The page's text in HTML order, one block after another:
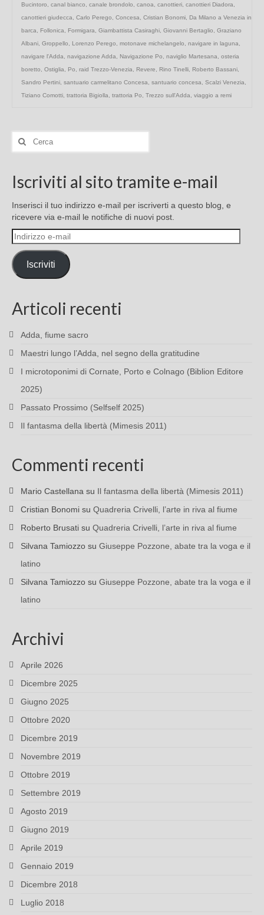
Bucintoro
canal bianco canale brondolo canoa canottieri canottieri Diadora
canottieri giudecca
Carlo Perego Concesa Cristian Bonomi
Da Milano a Venezia in
barca
Follonica Formigara Giambattista Casiraghi Giovanni Bertaglio
Graziano
Albani Groppello Lorenzo Perego motonave michelangelo navigare in laguna
navigare l'Adda
navigazione Adda Navigazione Po naviglio Martesana
osteria
boretto
Ostiglia Po raid Trezzo-Venezia Revere Rino Tinelli Roberto Bassani
Sandro Pertini santuario carmelitano Concesa santuario concesa Scalzi Venezia
Tiziano Comotti trattoria Bigiolla trattoria Po Trezzo sull'Adda viaggio a remi
Cerca:
Iscriviti al sito tramite e-mail
Inserisci il tuo indirizzo e-mail per iscriverti a questo blog, e
ricevere via e-mail le notifiche di nuovi post.
Indirizzo
e-
mail
Iscriviti
Articoli recenti
Adda, fiume sacro
Maestri lungo l’Adda, nel segno della gratitudine
I microtoponimi di Cornate, Porto e Colnago (Biblion Editore
2025)
Passato Prossimo (Selfself 2025)
Il fantasma della libertà (Mimesis 2011)
Commenti recenti
Mario Castellana su Il fantasma della libertà (Mimesis 2011)
Cristian Bonomi su Quadreria Crivelli, l’arte in riva al fiume
Roberto Brusati su Quadreria Crivelli, l’arte in riva al fiume
Silvana Tamiozzo su Giuseppe Pozzone, abate tra la voga e il
latino
Silvana Tamiozzo su Giuseppe Pozzone, abate tra la voga e il
latino
Archivi
Aprile 2026
Dicembre 2025
Giugno 2025
Ottobre 2020
Dicembre 2019
Novembre 2019
Ottobre 2019
Settembre 2019
Agosto 2019
Giugno 2019
Aprile 2019
Gennaio 2019
Dicembre 2018
Luglio 2018